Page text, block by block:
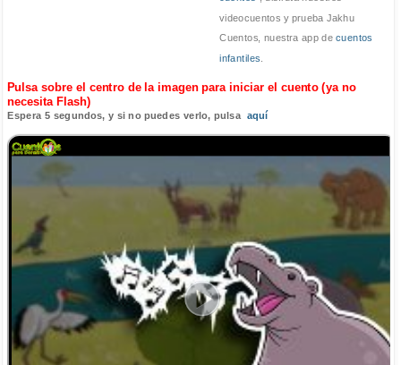
videocuentos y prueba Jakhu
Cuentos, nuestra app decuentos
infantiles
Pulsa sobre el centro de la imagen para iniciar el cuento (ya no
necesita Flash)
Espera 5 segundos, y si no puedes verlo, pulsa aquí